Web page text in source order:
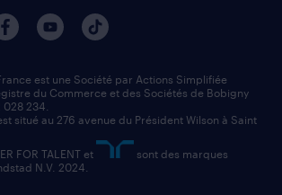
ville
région
recrutement
est une Société par Actions Simplifiée
du Commerce et des Sociétés de Bobigny
234.
situé au 276 avenue du Président Wilson à Saint
FOR TALENT et
sont des marques
N.V. 2024.